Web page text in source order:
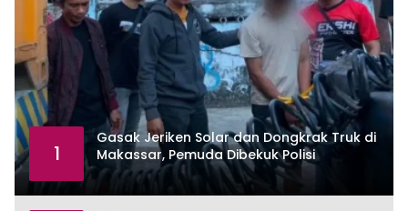
1
Gasak Jeriken Solar dan Dongkrak Truk di
Makassar, Pemuda Dibekuk Polisi